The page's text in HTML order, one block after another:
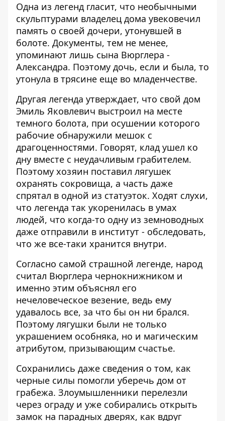
Одна из легенд гласит, что необычными
скульптурами владелец дома увековечил
память о своей дочери, утонувшей в
болоте. Документы, тем не менее,
упоминают лишь сына Вюрглера -
Александра. Поэтому дочь, если и была, то
утонула в трясине еще во младенчестве.
Другая легенда утверждает, что свой дом
Эмиль Яковлевич выстроил на месте
темного болота, при осушении которого
рабочие обнаружили мешок с
драгоценностями. Говорят, клад ушел ко
дну вместе с неудачливым грабителем.
Поэтому хозяин поставил лягушек
охранять сокровища, а часть даже
спрятал в одной из статуэток. Ходят слухи,
что легенда так укоренилась в умах
людей, что когда-то одну из земноводных
даже отправили в институт - обследовать,
что же все-таки хранится внутри.
Согласно самой страшной легенде, народ
считал Вюрглера чернокнижником и
именно этим объяснял его
нечеловеческое везение, ведь ему
удавалось все, за что бы он ни брался.
Поэтому лягушки были не только
украшением особняка, но и магическим
атрибутом, призывающим счастье.
Сохранились даже сведения о том, как
черные силы помогли уберечь дом от
грабежа. Злоумышленники перелезли
через ограду и уже собирались открыть
замок на парадных дверях, как вдруг